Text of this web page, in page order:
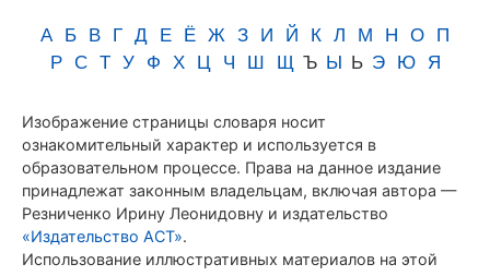
А Б В Г Д Е Ё Ж З И Й К Л М Н О П
Р С Т У Ф Х Ц Ч Ш Щ Ъ Ы Ь Э Ю Я
Изображение страницы словаря носит
ознакомительный характер и используется в
образовательном процессе. Права на данное издание
принадлежат законным владельцам, включая автора —
Резниченко Ирину Леонидовну и издательство
«Издательство АСТ».
Использование иллюстративных материалов на этой